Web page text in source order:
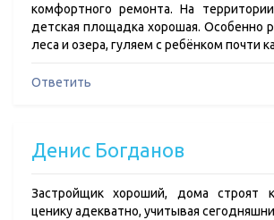
комфортного ремонта. На
детская площадка хорошая. Особенно
леса и озера, гуляем с ребёнком почти
Ответить
Денис Богданов
Застройщик хороший, дома строят
ценику адекватно, учитывая